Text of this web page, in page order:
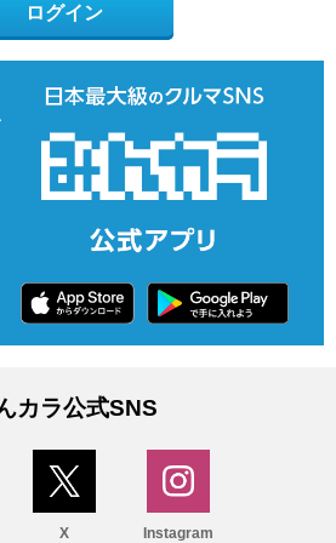
ログイン
カラ公式SNS
X Instagram